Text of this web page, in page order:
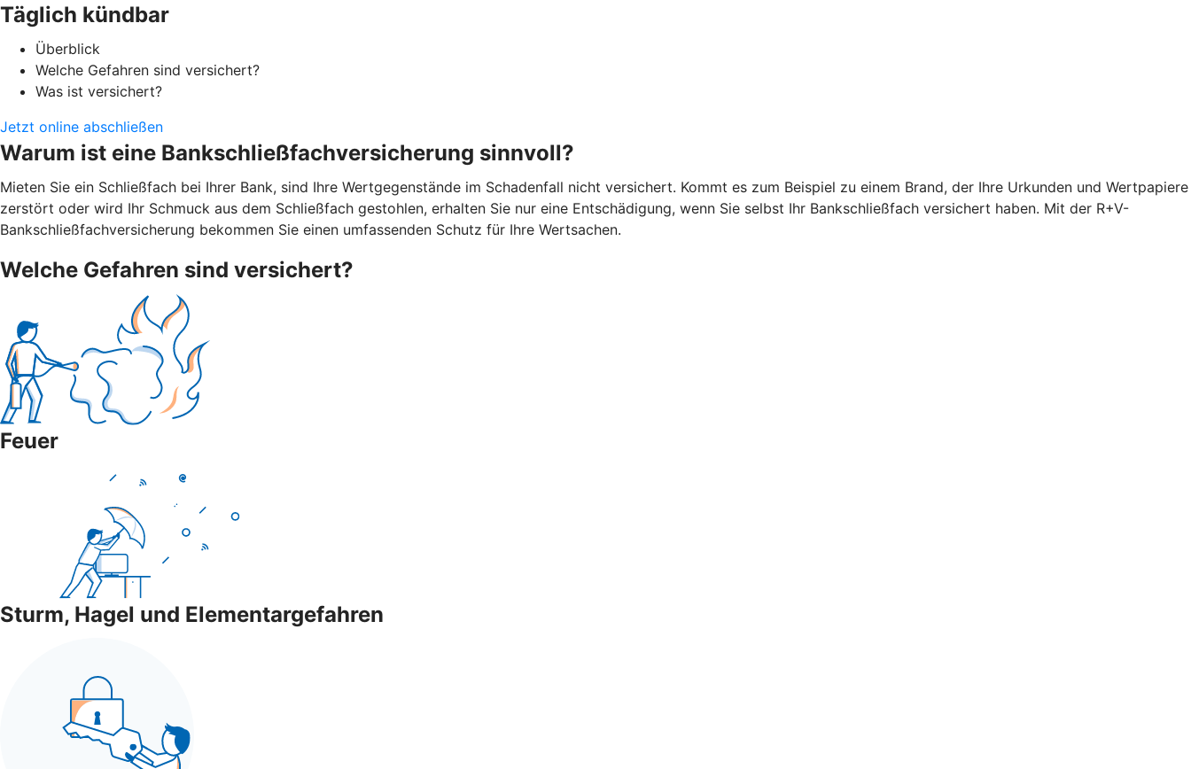
Täglich kündbar
Überblick
Welche Gefahren sind versichert?
Was ist versichert?
Jetzt online abschließen
Warum ist eine Bankschließfachversicherung sinnvoll?
Mieten Sie ein Schließfach bei Ihrer Bank, sind Ihre Wertgegenstände im Schadenfall nicht versichert. Kommt es zum Beispiel zu einem Brand, der Ihre Urkunden und Wertpapiere
zerstört oder wird Ihr Schmuck aus dem Schließfach gestohlen, erhalten Sie nur eine Entschädigung, wenn Sie selbst Ihr Bankschließfach versichert haben. Mit der R+V-
Bankschließfachversicherung bekommen Sie einen umfassenden Schutz für Ihre Wertsachen.
Welche Gefahren sind versichert?
Feuer
Sturm, Hagel und Elementargefahren